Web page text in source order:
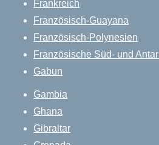
Frankreich
Französisch-Guayana
Französisch-Polynesien
Französische Süd- und
Gabun
Gambia
Ghana
Gibraltar